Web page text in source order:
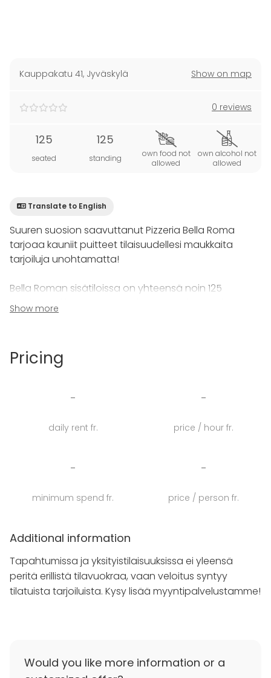
Kauppakatu 41, Jyväskylä Show on map
0 reviews
125
seated
125
standing
own food not
allowed
own alcohol not
allowed
Translate to English
Suuren suosion saavuttanut Pizzeria Bella Roma
tarjoaa kauniit puitteet tilaisuudellesi maukkaita
tarjoiluja unohtamatta!
Bella Roman sisätiloissa on yhteensä noin 125
asiakaspaikkaa. Pizzeria Bella Roma jakautuu kahteen
ravintolasaliin sekä erilliseen kabinettitilaan. Lisäksi
Bella Roman tilat soveltuvat loistavasti yritysten
järjestettyä tapahtumallanne sopivaan tyyliin.
ystäville kuin gluteenitonta ruokavaliota
Ota yhteyttä ja järjestetään onnistunut tilaisuus Bella
Show more
Pricing
-
daily rent fr.
-
price / hour fr.
-
minimum spend fr.
-
price / person fr.
Additional information
Tapahtumissa ja yksityistilaisuuksissa ei yleensä
peritä erillistä tilavuokraa, vaan veloitus syntyy
tilatuista tarjoiluista. Kysy lisää myyntipalvelustamme!
Would you like more information or a